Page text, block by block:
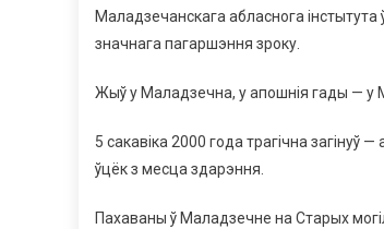
Маладзечанскага абласнога
значнага пагаршэння зроку.
Жыў у Маладзечна, у апошнія гады — у
5 сакавіка 2000 года трагічна загінуў
ўцёк з месца здарэння.
Пахаваны ў Маладзечне на Старых